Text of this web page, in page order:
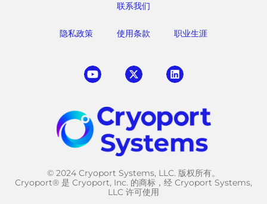
联系我们
隐私政策 使用条款 职业生涯
© 2024 Cryoport Systems, LLC. 版权所有。
Cryoport® 是 Cryoport, Inc. 的商标，经 Cryoport Systems,
LLC 许可使用